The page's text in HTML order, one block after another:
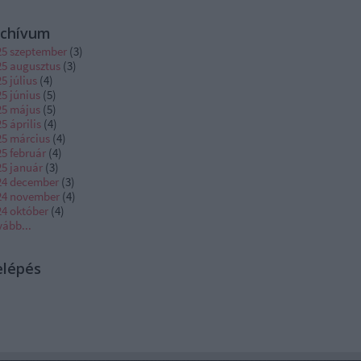
szeptember (3)
augusztus (3)
július (4)
június (5)
május (5)
április (4)
március (4)
február (4)
január (3)
december (3)
november (4)
október (4)
...